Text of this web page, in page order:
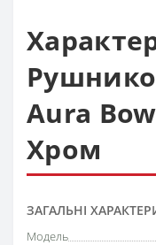
Aura Bow
Хром
ЗАГАЛЬНІ
Модель